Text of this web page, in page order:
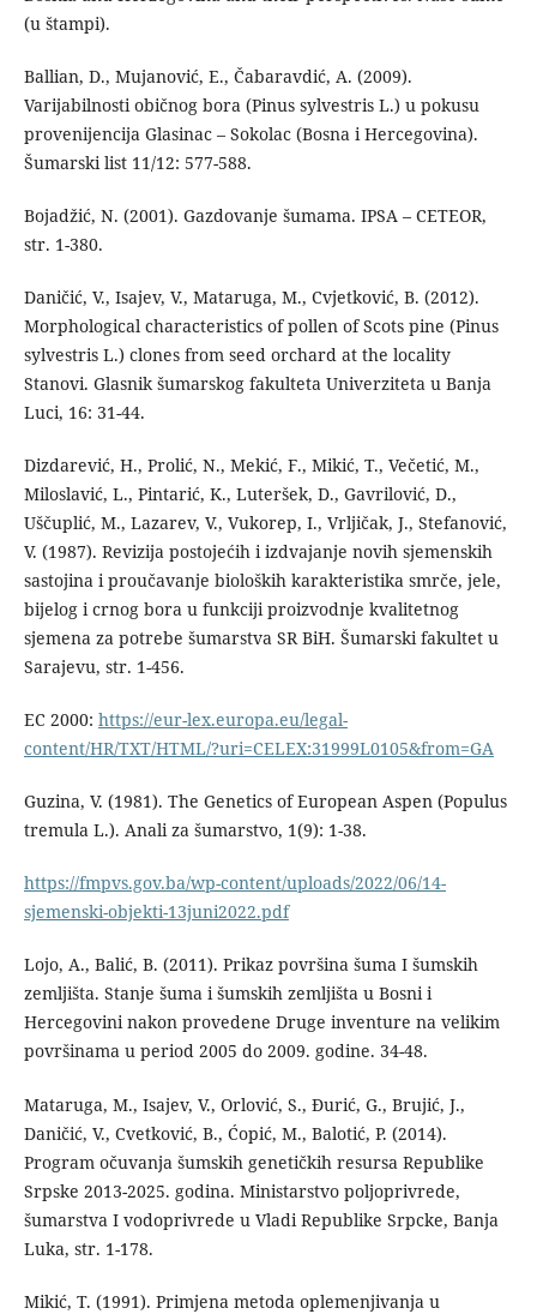
(u štampi).
Ballian, D., Mujanović, E., Čabaravdić, A. (2009).
Varijabilnosti običnog bora (Pinus sylvestris L.) u pokusu
provenijencija Glasinac – Sokolac (Bosna i Hercegovina).
Šumarski list 11/12: 577-588.
Bojadžić, N. (2001). Gazdovanje šumama. IPSA – CETEOR,
str. 1-380.
Daničić, V., Isajev, V., Mataruga, M., Cvjetković, B. (2012).
Morphological characteristics of pollen of Scots pine (Pinus
sylvestris L.) clones from seed orchard at the locality
Stanovi. Glasnik šumarskog fakulteta Univerziteta u Banja
Luci, 16: 31-44.
Dizdarević, H., Prolić, N., Mekić, F., Mikić, T., Večetić, M.,
Miloslavić, L., Pintarić, K., Luteršek, D., Gavrilović, D.,
Uščuplić, M., Lazarev, V., Vukorep, I., Vrljičak, J., Stefanović,
V. (1987). Revizija postojećih i izdvajanje novih sjemenskih
sastojina i proučavanje bioloških karakteristika smrče, jele,
bijelog i crnog bora u funkciji proizvodnje kvalitetnog
sjemena za potrebe šumarstva SR BiH. Šumarski fakultet u
Sarajevu, str. 1-456.
EC 2000: https://eur-lex.europa.eu/legal-
content/HR/TXT/HTML/?uri=CELEX:31999L0105&from=GA
Guzina, V. (1981). The Genetics of European Aspen (Populus
tremula L.). Anali za šumarstvo, 1(9): 1-38.
https://fmpvs.gov.ba/wp-content/uploads/2022/06/14-
sjemenski-objekti-13juni2022.pdf
Lojo, A., Balić, B. (2011). Prikaz površina šuma I šumskih
zemljišta. Stanje šuma i šumskih zemljišta u Bosni i
Hercegovini nakon provedene Druge inventure na velikim
površinama u period 2005 do 2009. godine. 34-48.
Mataruga, M., Isajev, V., Orlović, S., Đurić, G., Brujić, J.,
Daničić, V., Cvetković, B., Ćopić, M., Balotić, P. (2014).
Program očuvanja šumskih genetičkih resursa Republike
Srpske 2013-2025. godina. Ministarstvo poljoprivrede,
šumarstva I vodoprivrede u Vladi Republike Srpcke, Banja
Luka, str. 1-178.
Mikić, T. (1991). Primjena metoda oplemenjivanja u